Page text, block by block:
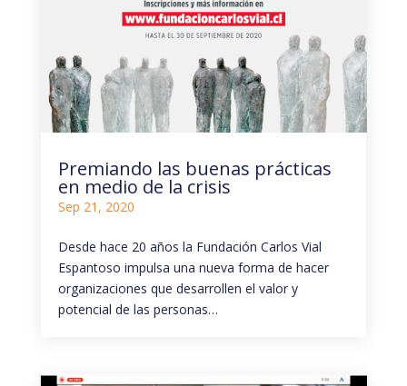
Premiando las buenas prácticas
en medio de la crisis
Sep 21, 2020
Desde hace 20 años la Fundación Carlos Vial
Espantoso impulsa una nueva forma de hacer
organizaciones que desarrollen el valor y
potencial de las personas…